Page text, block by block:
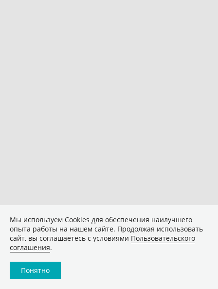
Мы используем Сookies для обеспечения наилучшего
опыта работы на нашем сайте. Продолжая использовать
сайт, вы соглашаетесь с условиями Пользовательского
соглашения.
Понятно